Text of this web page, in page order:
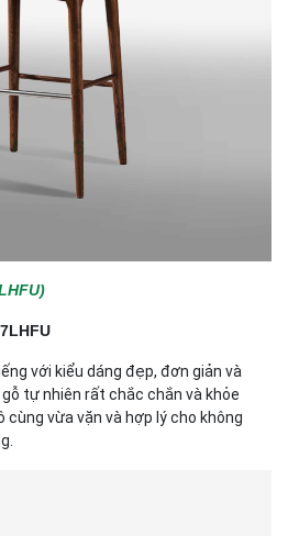
với kiểu dáng đẹp, đơn giản và
tự nhiên rất chắc chắn và khỏe
cùng vừa vặn và hợp lý cho không